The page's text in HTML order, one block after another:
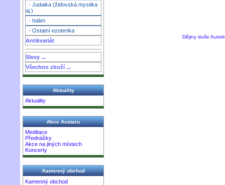
- Judaika (židovská mystika
aj.)
- Islám
- Ostatní ezoterika
Antikvariát
Slevy ...
Všechno zboží ...
Aktuality
Aktuality
Akce Avataru
Meditace
Přednášky
Akce na jiných místech
Koncerty
Kamenný obchod
Kamenný obchod
Dějiny duše